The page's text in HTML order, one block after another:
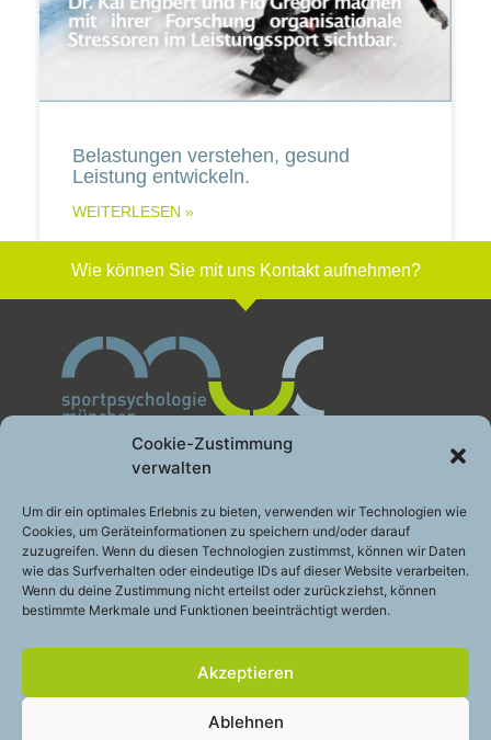
Cookie-Zustimmung
verwalten
Um dir ein optimales Erlebnis zu bieten, verwenden wir Technologien wie
Cookies, um Geräteinformationen zu speichern und/oder darauf
zuzugreifen. Wenn du diesen Technologien zustimmst, können wir Daten
wie das Surfverhalten oder eindeutige IDs auf dieser Website verarbeiten.
Wenn du deine Zustimmung nicht erteilst oder zurückziehst, können
bestimmte Merkmale und Funktionen beeinträchtigt werden.
Akzeptieren
Ablehnen
Belastungen verstehen, gesund
Leistung entwickeln.
WEITERLESEN »
Wie können Sie mit uns Kontakt aufnehmen?
Sportpsychologie München GbR
Leistung gesund entwickeln
Engelhardstraße 10a
81369 München